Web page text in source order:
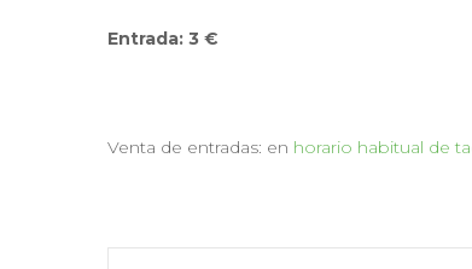
Entrada: 3 €
Venta de entradas: en horario habitual de